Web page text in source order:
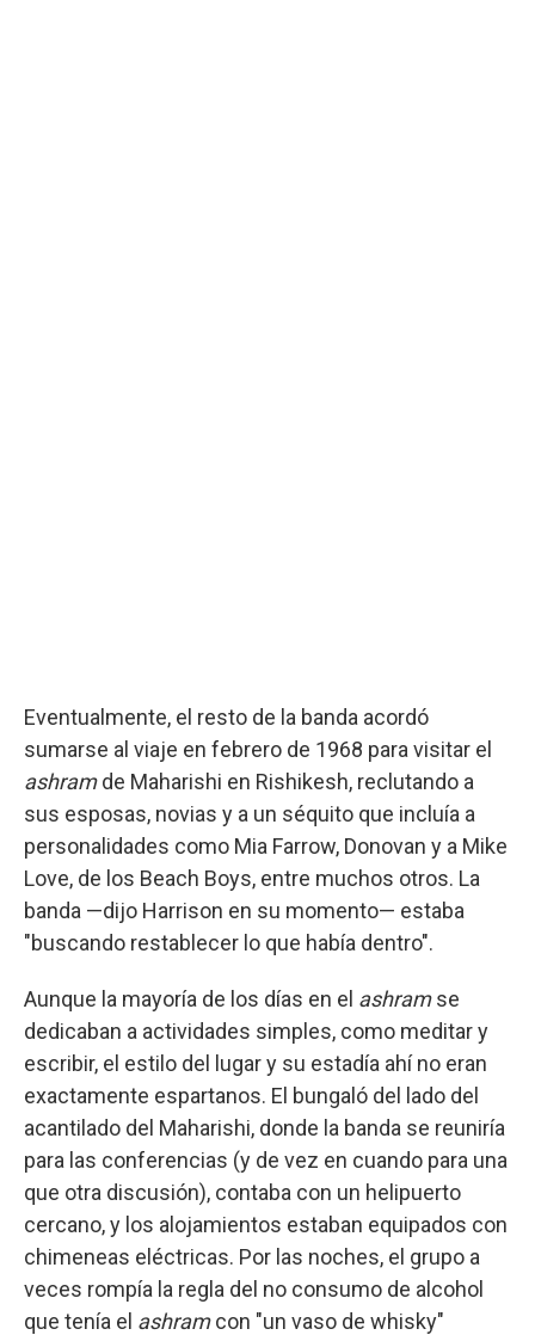
Eventualmente, el resto de la banda acordó
sumarse al viaje en febrero de 1968 para visitar el
ashramde Maharishi en Rishikesh, reclutando a
sus esposas, novias y a un séquito que incluía a
personalidades como Mia Farrow, Donovan y a Mike
Love, de los Beach Boys, entre muchos otros. La
banda —dijo Harrison en su momento— estaba
"buscando restablecer lo que había dentro".
Aunque la mayoría de los días en el ashramse
dedicaban a actividades simples, como meditar y
escribir, el estilo del lugar y su estadía ahí no eran
exactamente espartanos. El bungaló del lado del
acantilado del Maharishi, donde la banda se reuniría
para las conferencias (y de vez en cuando para una
que otra discusión), contaba con un helipuerto
cercano, y los alojamientos estaban equipados con
chimeneas eléctricas. Por las noches, el grupo a
veces rompía la regla del no consumo de alcohol
que tenía el ashramcon "un vaso de whisky"